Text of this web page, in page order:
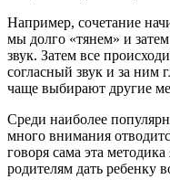
Например, сочетание
мы долго «тянем» и
звук. Затем все
согласный звук и за ним
чаще выбирают другие
Среди наиболее
много внимания
говоря сама эта
родителям дать ребенку